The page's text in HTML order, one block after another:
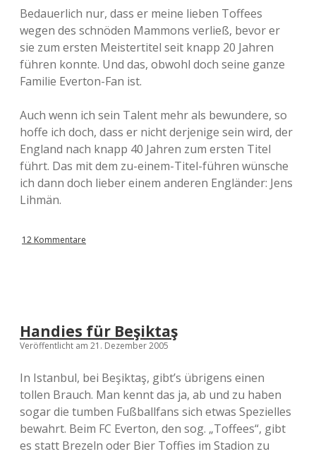
Bedauerlich nur, dass er meine lieben Toffees
wegen des schnöden Mammons verließ, bevor er
sie zum ersten Meistertitel seit knapp 20 Jahren
führen konnte. Und das, obwohl doch seine ganze
Familie Everton-Fan ist.
Auch wenn ich sein Talent mehr als bewundere, so
hoffe ich doch, dass er nicht derjenige sein wird, der
England nach knapp 40 Jahren zum ersten Titel
führt. Das mit dem zu-einem-Titel-führen wünsche
ich dann doch lieber einem anderen Engländer: Jens
Lihmän.
12 Kommentare
Handies für Beşiktaş
Veröffentlicht am 21. Dezember 2005
In Istanbul, bei Beşiktaş, gibt’s übrigens einen
tollen Brauch. Man kennt das ja, ab und zu haben
sogar die tumben Fußballfans sich etwas Spezielles
bewahrt. Beim FC Everton, den sog. „Toffees“, gibt
es statt Brezeln oder Bier Toffies im Stadion zu